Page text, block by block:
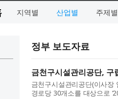
지역별 산업별 주제별
정부 보도자료
금천구시설관리공단, 구
금천구시설관리공단(이사장
경로당 30개소를 대상으로